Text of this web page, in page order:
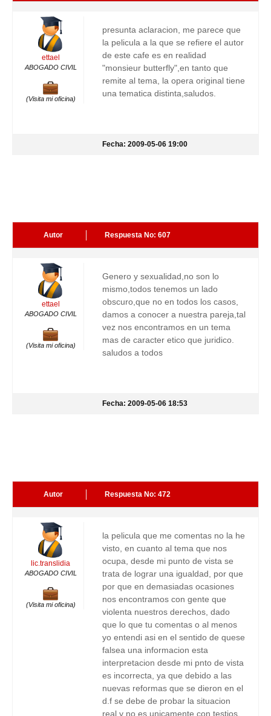
ettael
ABOGADO CIVIL
(Visita mi oficina)
presunta aclaracion, me parece que
la pelicula a la que se refiere el autor
de este cafe es en realidad
"monsieur butterfly",en tanto que
remite al tema, la opera original tiene
una tematica distinta,saludos.
Fecha: 2009-05-06 19:00
Autor Respuesta No: 607
ettael
ABOGADO CIVIL
(Visita mi oficina)
Genero y sexualidad,no son lo
mismo,todos tenemos un lado
obscuro,que no en todos los casos,
damos a conocer a nuestra pareja,tal
vez nos encontramos en un tema
mas de caracter etico que juridico.
saludos a todos
Fecha: 2009-05-06 18:53
Autor Respuesta No: 472
lic.translidia
ABOGADO CIVIL
(Visita mi oficina)
la pelicula que me comentas no la he
visto, en cuanto al tema que nos
ocupa, desde mi punto de vista se
trata de lograr una igualdad, por que
por que en demasiadas ocasiones
nos encontramos con gente que
violenta nuestros derechos, dado
que lo que tu comentas o al menos
yo entendi asi en el sentido de quese
falsea una informacion esta
interpretacion desde mi pnto de vista
es incorrecta, ya que debido a las
nuevas reformas que se dieron en el
d.f se debe de probar la situacion
real y no es unicamente con testios,